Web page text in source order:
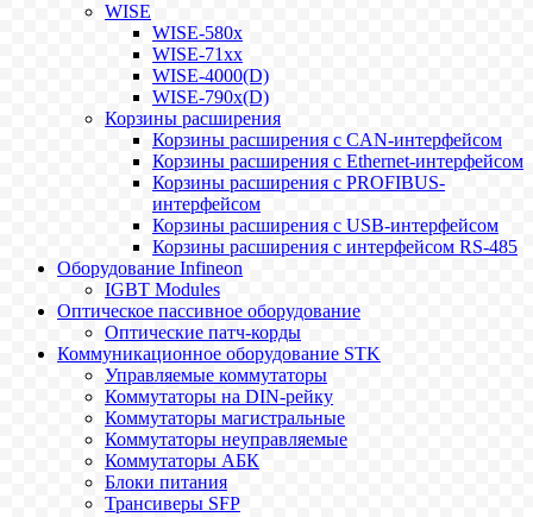
WISE
WISE-580x
WISE-71xx
WISE-4000(D)
WISE-790x(D)
Корзины расширения
Корзины расширения с CAN-интерфейсом
Корзины расширения с Ethernet-интерфейсом
Корзины расширения с PROFIBUS-
интерфейсом
Корзины расширения с USB-интерфейсом
Корзины расширения с интерфейсом RS-485
Оборудование Infineon
IGBT Modules
Оптическое пассивное оборудование
Оптические патч-корды
Коммуникационное оборудование STK
Управляемые коммутаторы
Коммутаторы на DIN-рейку
Коммутаторы магистральные
Коммутаторы неуправляемые
Коммутаторы АБК
Блоки питания
Трансиверы SFP